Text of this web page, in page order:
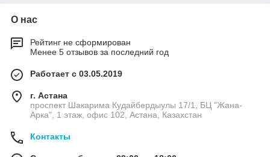
О нас
Рейтинг не сформирован
Менее 5 отзывов за последний год
Работает с 03.05.2019
г. Астана
проспект Шакарима Кудайбердыулы 17/1, БЦ "Жана-
Арка", 1 этаж, офис 102, Астана, Казахстан
Контакты